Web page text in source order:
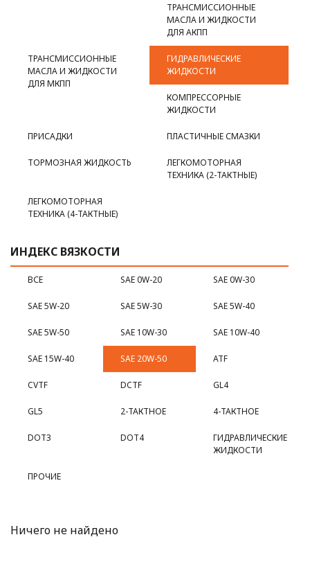
ТРАНСМИССИОННЫЕ
МАСЛА И ЖИДКОСТИ
ДЛЯ АКПП
ТРАНСМИССИОННЫЕ
МАСЛА И ЖИДКОСТИ
ДЛЯ МКПП
ГИДРАВЛИЧЕСКИЕ
ЖИДКОСТИ
КОМПРЕССОРНЫЕ
ЖИДКОСТИ
ПРИСАДКИ ПЛАСТИЧНЫЕ СМАЗКИ
ТОРМОЗНАЯ ЖИДКОСТЬ
ЛЕГКОМОТОРНАЯ
ТЕХНИКА (2-ТАКТНЫЕ)
ЛЕГКОМОТОРНАЯ
ТЕХНИКА (4-ТАКТНЫЕ)
ИНДЕКС ВЯЗКОСТИ
ВСЕ SAE 0W-20 SAE 0W-30
SAE 5W-20 SAE 5W-30 SAE 5W-40
SAE 5W-50 SAE 10W-30 SAE 10W-40
SAE 15W-40 SAE 20W-50 ATF
CVTF DCTF GL4
GL5 2-ТАКТНОЕ 4-ТАКТНОЕ
DOT3 DOT4
ГИДРАВЛИЧЕСКИЕ
ЖИДКОСТИ
ПРОЧИЕ
Ничего не найдено